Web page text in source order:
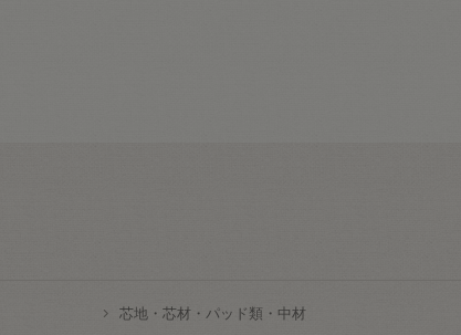
芯地・芯材・パッド類・中材